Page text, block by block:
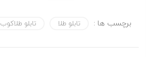
برچسب ها : تابلو طلا تابلو طلاکوب